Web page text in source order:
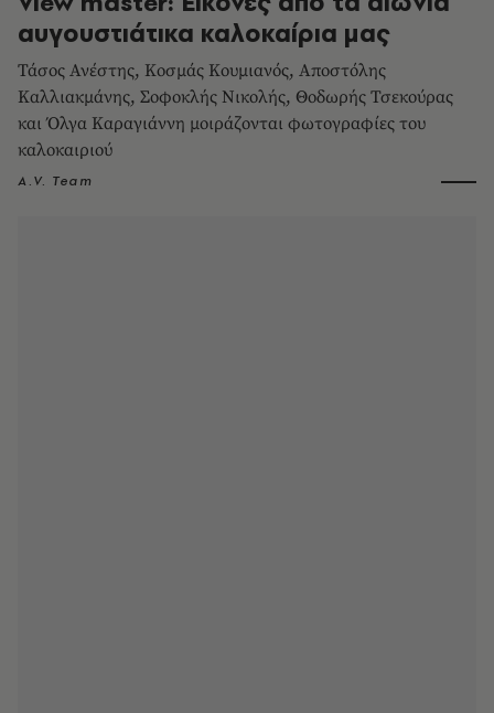
αυγουστιάτικα καλοκαίρια μας
Τάσος Ανέστης, Κοσμάς Κουμιανός, Aποστόλης
Καλλιακμάνης, Σοφοκλής Νικολής, Θοδωρής Τσεκούρας
και Όλγα Καραγιάννη μοιράζονται φωτογραφίες του
καλοκαιριού
A.V. Team